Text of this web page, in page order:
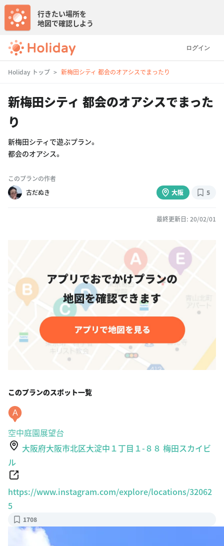
ログイン
行きたい場所を
地図で確認しよう
Holiday トップ 新梅田シティ 都会のオアシスでまったり
新梅田シティ 都会のオアシスでまった
り
新梅田シティで遊ぶプラン。
都会のオアシス。
このプランの作者
古だぬき
大阪 5
最終更新日: 20/02/01
このプランのスポット一覧
A
空中庭園展望台
大阪府大阪市北区大淀中１丁目１-８８ 梅田スカイビ
ル
https://www.instagram.com/explore/locations/32062
5
1708